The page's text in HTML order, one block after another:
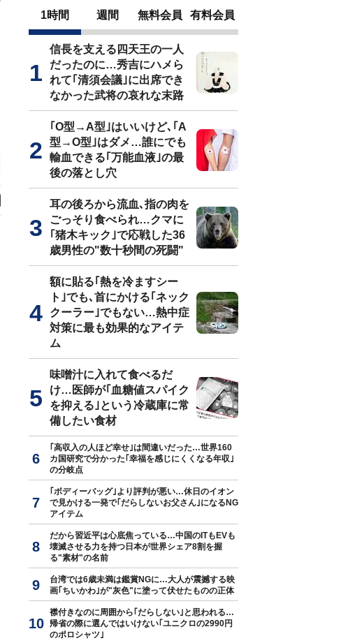
1時間 週間 無料会員 有料会員
信長を支える四天王の一人
だったのに…秀吉にハメら
れて｢清須会議｣に出席でき
なかった武将の哀れな末路
｢O型→A型｣はいいけど､｢A
型→O型｣はダメ…誰にでも
輸血できる｢万能血液｣の最
後の落とし穴
耳の後ろから流血､指の肉を
ごっそり食べられ…クマに
｢猪木キック｣で応戦した36
歳男性の"数十秒間の死闘"
額に貼る｢熱を冷ますシー
ト｣でも､首にかける｢ネック
クーラー｣でもない…熱中症
対策に最も効果的なアイテ
ム
味噌汁に入れて食べるだ
け…医師が｢血糖値スパイク
を抑える｣という冷蔵庫に常
備したい食材
｢高収入の人ほど幸せ｣は間違いだった…世界160
カ国研究で分かった｢幸福を感じにくくなる年収｣
の分岐点
｢ボディーバッグ｣より評判が悪い…休日のイオン
で見かける一発で｢だらしないお父さん｣になるNG
アイテム
だから習近平は心底焦っている…中国のITもEVも
壊滅させる力を持つ日本が世界シェア8割を握
る"素材"の名前
台湾では6歳未満は鑑賞NGに…大人が震撼する映
画｢ちいかわ｣が"灰色"に塗って伏せたものの正体
襟付きなのに周囲から｢だらしない｣と思われる…
帰省の際に選んではいけない｢ユニクロの2990円
のポロシャツ｣